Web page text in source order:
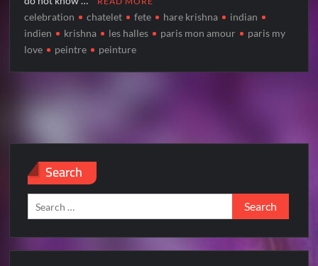
celebration chatelet fete hare krishna
indian
indien
krishna les halles paris mon amour
paris my
love
peintre peinture
Search
Search
for: